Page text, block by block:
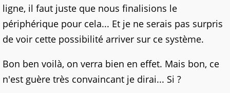
ligne, il faut juste que nous finalisions le
périphérique pour cela... Et je ne serais pas surpris
de voir cette possibilité arriver sur ce système.
Bon ben voilà, on verra bien en effet. Mais bon, ce
n'est guère très convaincant je dirai... Si ?